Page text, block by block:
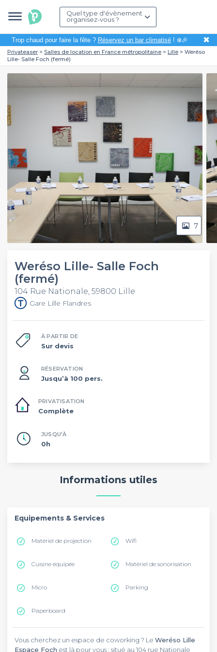
Quel type d'évènement
organisez-vous ?
Trop chaud pour faire la fête ? Réservez un bar climatisé! ❄️🎉 ✖
Privateaser Salles de location en France métropolitaine Lille
Weréso
Lille- Salle Foch (fermé)
7
Weréso Lille- Salle Foch
(fermé)
104 Rue Nationale, 59800 Lille
Gare Lille Flandres
À PARTIR DE
Sur devis
RÉSERVATION
Jusqu’à 100 pers.
PRIVATISATION
Complète
JUSQU'À
0h
Informations utiles
Equipements & Services
Matériel de projection Wifi
Cuisine équipée Matériel de sonorisation
Micro Parking
Paperboard
Vous cherchez un espace de coworking ? Le Weréso Lille
Espace Foch est là pour vous : situé au 104 rue Nationale